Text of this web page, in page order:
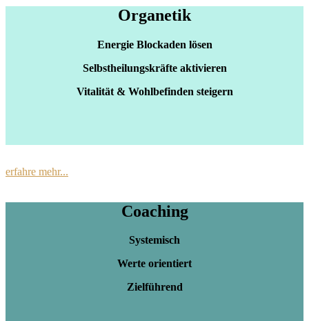
Organetik
Energie Blockaden lösen
Selbstheilungskräfte aktivieren
Vitalität & Wohlbefinden steigern
erfahre mehr...
Coaching
Systemisch
Werte orientiert
Zielführend